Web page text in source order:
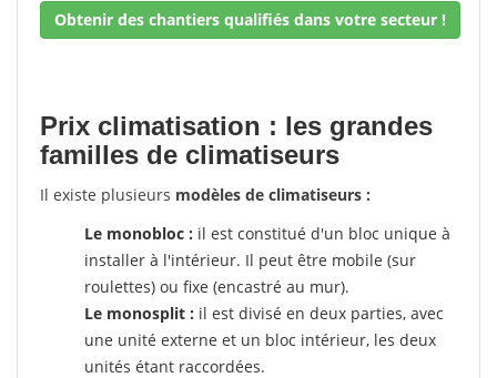
Obtenir des chantiers qualifiés dans votre secteur !
Prix climatisation : les grandes
familles de climatiseurs
Il existe plusieurs modèles de climatiseurs :
Le monobloc : il est constitué d'un bloc unique à
installer à l'intérieur. Il peut être mobile (sur
roulettes) ou fixe (encastré au mur).
Le monosplit : il est divisé en deux parties, avec
une unité externe et un bloc intérieur, les deux
unités étant raccordées.